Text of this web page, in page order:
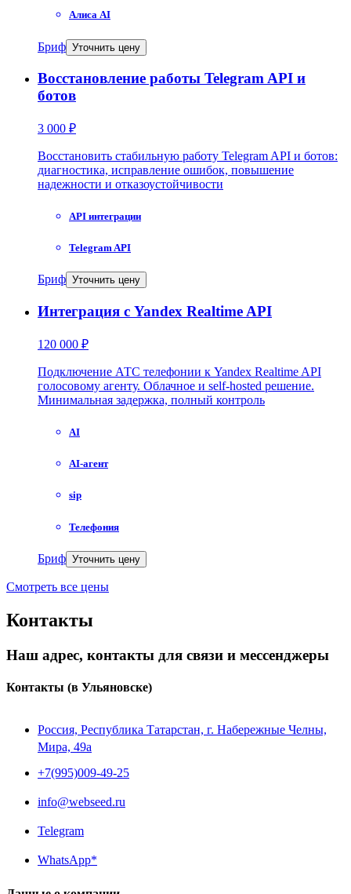
Алиса AI
Бриф Уточнить цену
Восстановление работы Telegram API и
ботов
3 000 ₽
Восстановить стабильную работу Telegram API и ботов:
диагностика, исправление ошибок, повышение
надежности и отказоустойчивости
API интеграции
Telegram API
Бриф Уточнить цену
Интеграция с Yandex Realtime API
120 000 ₽
Подключение АТС телефонии к Yandex Realtime API
голосовому агенту. Облачное и self-hosted решение.
Минимальная задержка, полный контроль
AI
AI-агент
sip
Телефония
Бриф Уточнить цену
Смотреть все цены
Контакты
Наш адрес, контакты для связи и мессенджеры
Контакты (в Ульяновске)
Россия, Республика Татарстан, г. Набережные Челны,
Мира, 49a
+7(995)009-49-25
info@webseed.ru
Telegram
WhatsApp*